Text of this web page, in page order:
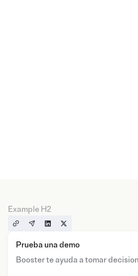
Example H2
Prueba una demo
Booster te ayuda a tomar